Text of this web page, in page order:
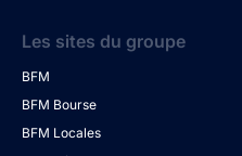
Les sites du groupe
BFM
BFM Bourse
BFM Locales